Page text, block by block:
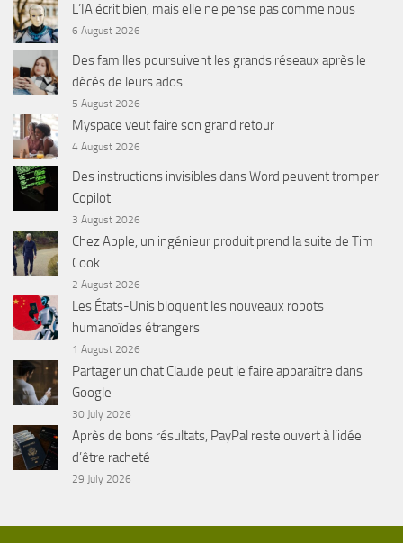
L’IA écrit bien, mais elle ne pense pas comme nous
6 August 2026
Des familles poursuivent les grands réseaux après le
décès de leurs ados
5 August 2026
Myspace veut faire son grand retour
4 August 2026
Des instructions invisibles dans Word peuvent tromper
Copilot
3 August 2026
Chez Apple, un ingénieur produit prend la suite de Tim
Cook
2 August 2026
Les États-Unis bloquent les nouveaux robots
humanoïdes étrangers
1 August 2026
Partager un chat Claude peut le faire apparaître dans
Google
30 July 2026
Après de bons résultats, PayPal reste ouvert à l’idée
d’être racheté
29 July 2026